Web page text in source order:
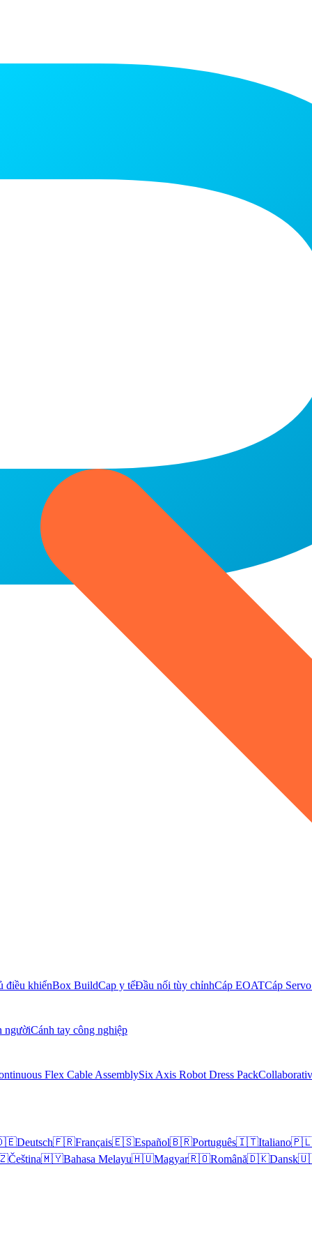
điều khiểnBox BuildCap y tếĐầu nối tùy chỉnhCáp EOATCáp
ngườiCánh tay công nghiệp
Flex Cable AssemblySix Axis Robot Dress Pack
Deutsch🇫🇷Français🇪🇸Español🇧🇷Português🇮🇹Italiano
Čeština🇲🇾Bahasa Melayu🇭🇺Magyar🇷🇴Română🇩🇰Dansk